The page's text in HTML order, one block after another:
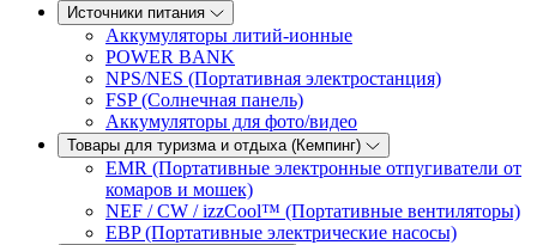
Источники питания
Аккумуляторы литий-ионные
POWER BANK
NPS/NES (Портативная электростанция)
FSP (Солнечная панель)
Аккумуляторы для фото/видео
Товары для туризма и отдыха (Кемпинг)
EMR (Портативные электронные отпугиватели от
комаров и мошек)
NEF / CW / izzCool™ (Портативные вентиляторы)
EBP (Портативные электрические насосы)